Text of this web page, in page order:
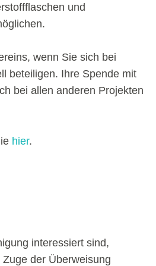
und
wenn Sie sich bei
beteiligen. Ihre Spende mit
bei allen anderen Projekten
hier.
interessiert sind,
der Überweisung